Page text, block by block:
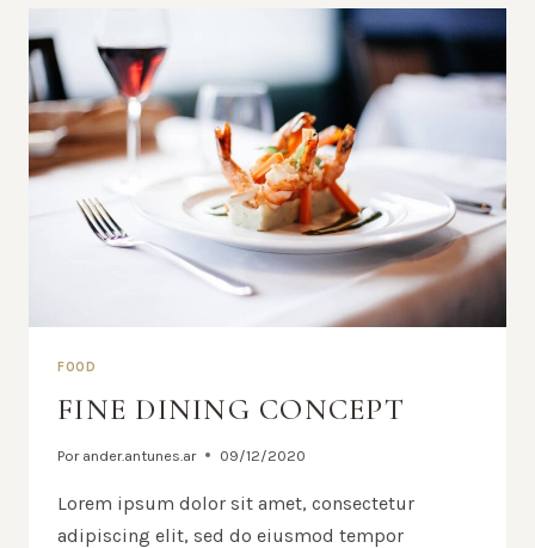
FOOD
FINE DINING CONCEPT
Por ander.antunes.ar 09/12/2020
Lorem ipsum dolor sit amet, consectetur
adipiscing elit, sed do eiusmod tempor